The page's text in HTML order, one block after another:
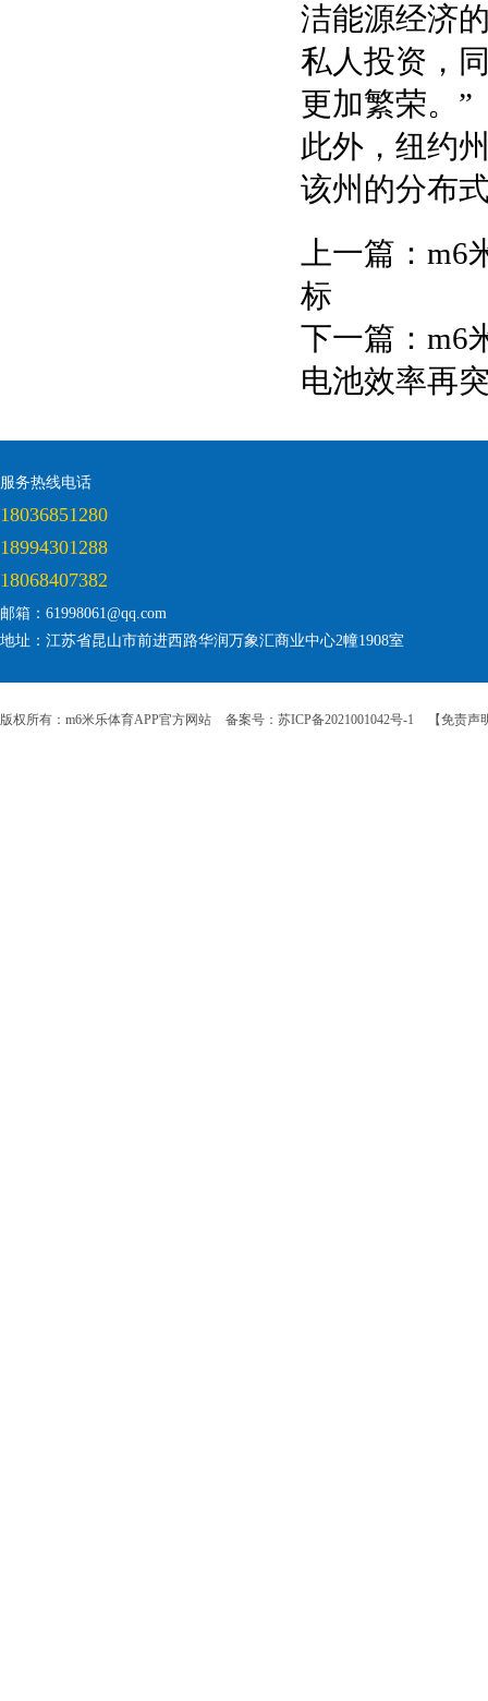
洁能源经济
私人投资，
更加繁荣。”
此外，纽约
该州的分布
上一篇： m6
标
下一篇： m6
电池效率再
服务热线电话
18036851280
18994301288
18068407382
邮箱：61998061@qq.com
地址：江苏省昆山市前进西路华润万象汇商业中心2幢1908室
版权所有：m6米乐体育APP官方网站 备案号：苏ICP备2021001042号-1 【免责声